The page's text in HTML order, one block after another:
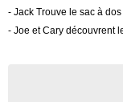
- Jack Trouve le sac à
- Joe et Cary découvrent